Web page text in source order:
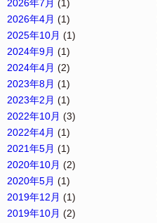
2026年7月 (1)
2026年4月 (1)
2025年10月 (1)
2024年9月 (1)
2024年4月 (2)
2023年8月 (1)
2023年2月 (1)
2022年10月 (3)
2022年4月 (1)
2021年5月 (1)
2020年10月 (2)
2020年5月 (1)
2019年12月 (1)
2019年10月 (2)